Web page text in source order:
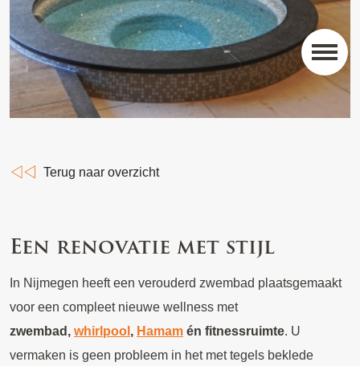
Terug naar overzicht
Een renovatie met stijl
In Nijmegen heeft een verouderd zwembad plaatsgemaakt
voor een compleet nieuwe wellness met
zwembad, whirlpool , Hamam én fitnessruimte. U
vermaken is geen probleem in het met tegels beklede